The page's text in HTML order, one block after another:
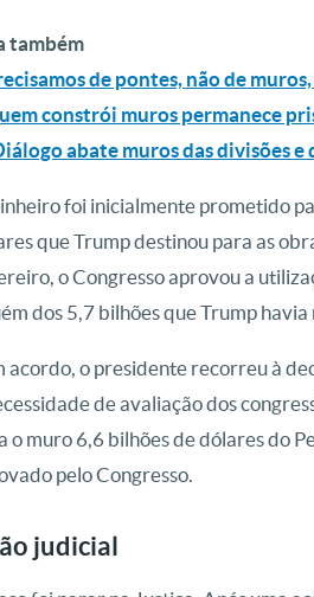
também
de pontes, não de
constrói muros permanece
abate muros das divisões e
foi inicialmente prometido
que Trump destinou para as
o Congresso aprovou a
dos 5,7 bilhões que Trump
acordo, o presidente recorreu à
de avaliação dos
o muro 6,6 bilhões de dólares do
pelo Congresso.
judicial